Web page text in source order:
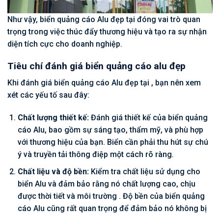
Như vậy, biển quảng cáo Alu đẹp tại đóng vai trò quan
trọng trong việc thúc đẩy thương hiệu và tạo ra sự nhận
diện tích cực cho doanh nghiệp.
Tiêu chí đánh giá biển quảng cáo alu đẹp
Khi đánh giá biển quảng cáo Alu đẹp tại , bạn nên xem
xét các yếu tố sau đây:
Chất lượng thiết kế:Đánh giá thiết kế của biển quảng
cáo Alu, bao gồm sự sáng tạo, thẩm mỹ, và phù hợp
với thương hiệu của bạn. Biển cần phải thu hút sự chú
ý và truyền tải thông điệp một cách rõ ràng.
Chất liệu và độ bền:Kiểm tra chất liệu sử dụng cho
biển Alu và đảm bảo rằng nó chất lượng cao, chịu
được thời tiết và môi trường . Độ bền của biển quảng
cáo Alu cũng rất quan trọng để đảm bảo nó không bị